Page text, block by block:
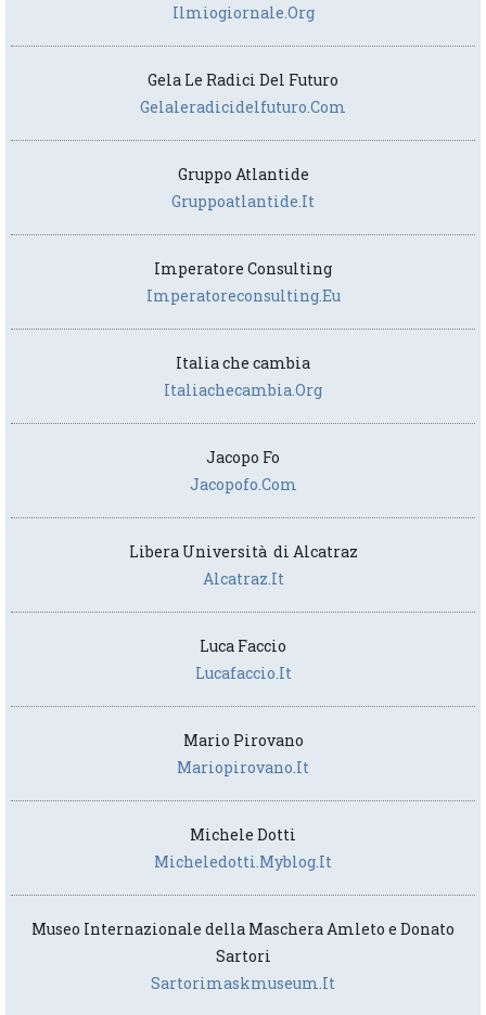
Ilmiogiornale.org
Gela Le Radici Del Futuro
Gelaleradicidelfuturo.com
Gruppo Atlantide
Gruppoatlantide.it
Imperatore Consulting
Imperatoreconsulting.eu
Italia che cambia
Italiachecambia.org
Jacopo Fo
Jacopofo.com
Libera Università di Alcatraz
Alcatraz.it
Luca Faccio
Lucafaccio.it
Mario Pirovano
Mariopirovano.it
Michele Dotti
Micheledotti.myblog.it
Museo Internazionale della Maschera Amleto e Donato
Sartori
Sartorimaskmuseum.it